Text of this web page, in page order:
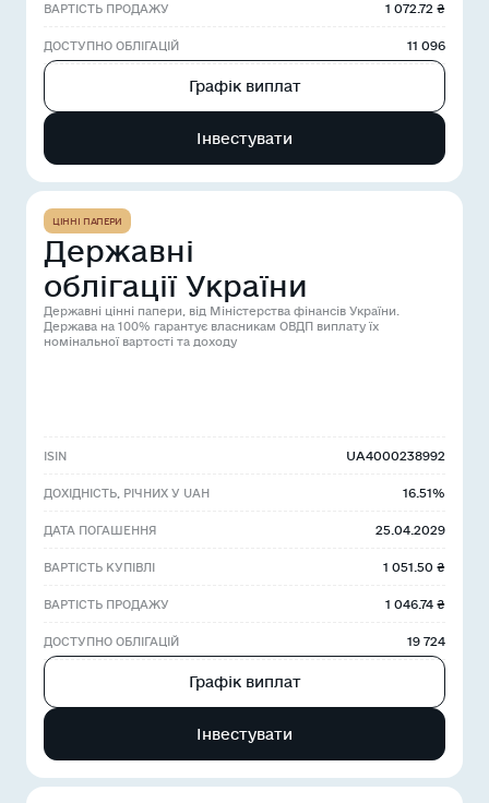
ВАРТІСТЬ ПРОДАЖУ 1 072.72 ₴
ДОСТУПНО ОБЛІГАЦІЙ 11 096
Графік виплат
Інвестувати
ЦІННІ ПАПЕРИ
Державні
облігації України
Державні цінні папери, від Міністерства фінансів України.
Держава на 100% гарантує власникам ОВДП виплату їх
номінальної вартості та доходу
ISIN UA4000238992
ДОХІДНІСТЬ, РІЧНИХ У UAH 16.51%
ДАТА ПОГАШЕННЯ 25.04.2029
ВАРТІСТЬ КУПІВЛІ 1 051.50 ₴
ВАРТІСТЬ ПРОДАЖУ 1 046.74 ₴
ДОСТУПНО ОБЛІГАЦІЙ 19 724
Графік виплат
Інвестувати